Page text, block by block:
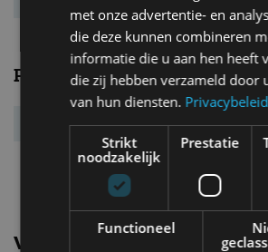
Prestaties
Acc. 0-100 km/u 10,9 s
Topsnelheid
Vergelijkbare uitvoeringen
met onze advertentie- en
die deze kunnen combineren
informatie die u aan hen heeft
die zij hebben verzameld door
van hun diensten. Privacybeleid
Strikt
noodzakelijk
Prestatie
Functioneel